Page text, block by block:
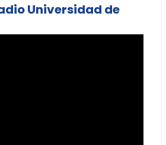
Universidad de